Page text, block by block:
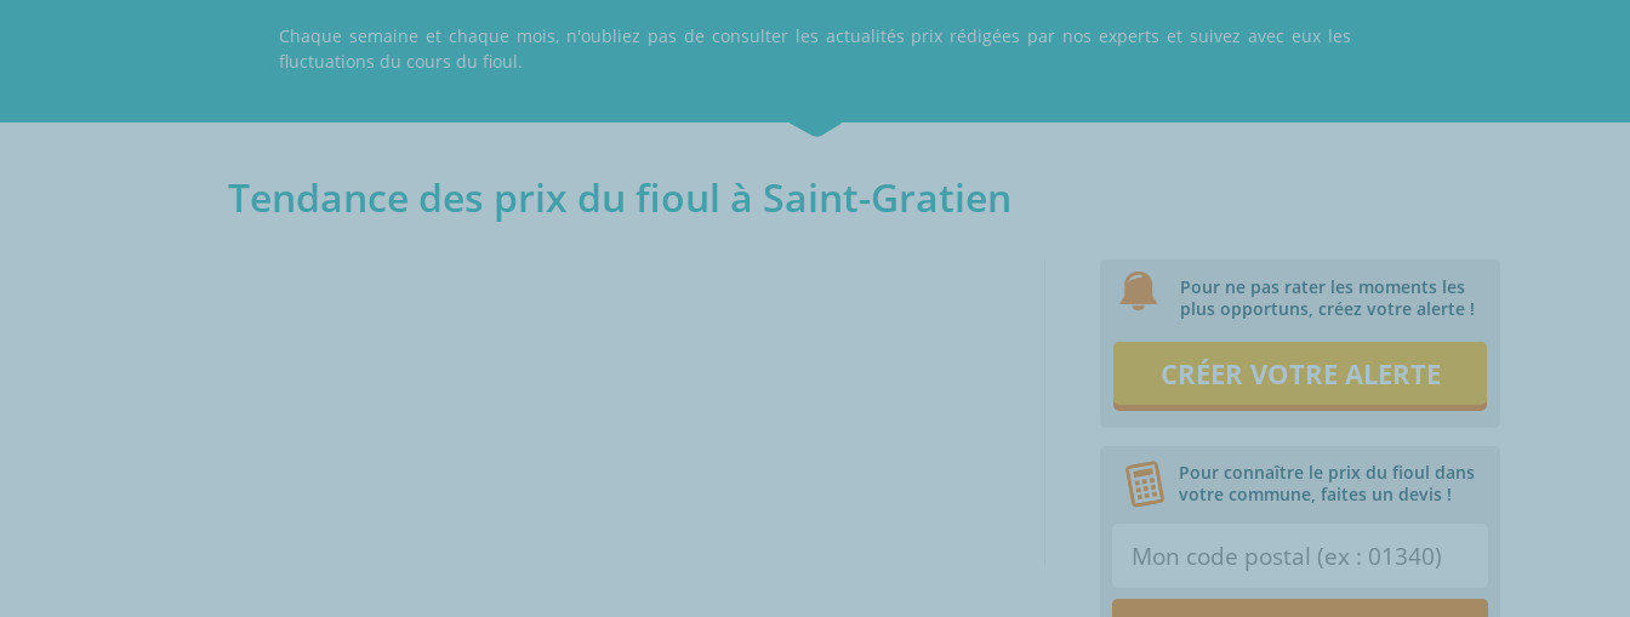
Chaque semaine et chaque mois, n'oubliez pas de consulter les actualités prix rédigées par nos experts et suivez avec eux les
fluctuations du cours du fioul.
Tendance des prix du fioul à Saint-Gratien
Pour ne pas rater les moments les
plus opportuns, créez votre alerte !
CRÉER VOTRE ALERTE
Pour connaître le prix du fioul dans
votre commune, faites un devis !